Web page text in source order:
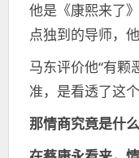
他是《康熙来了
点独到的导师，
马东评价他“有颗
准，是看透了这
那情商究竟是什么